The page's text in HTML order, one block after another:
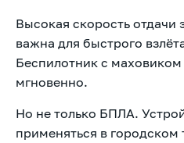
Высокая скорость отдачи
важна для быстрого
Беспилотник с
мгновенно.
Но не только БПЛА.
применяться в городском